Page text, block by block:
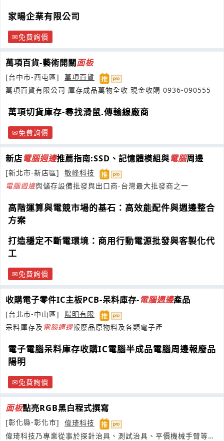
家暘企業有限公司
免費詢價
萬項百貨-藝術開關面板
[台中市-西屯區]
萬項百貨
萬項百貨有限公司 庫存成品萬物全收 現金收購 0936-090555
萬項切貨庫存-尋找滑鼠.傳輸線廠商
免費詢價
新店電腦週邊推薦指南:SSD、記憶體模組與電腦周邊
[新北市-新店區]
敏峰科技
電腦週邊與儲存設備批發與出口商-台灣最大批發商之一
高階運算與電競市場的基石：高效能配件與週邊整合
方案
打造穩定不斷電環境：商用行動電源批發與客製化代
工
免費詢價
收購電子零件IC主板PCB-呆料庫存-電腦週邊產品
[台北市-中山區]
陽明有限
呆料庫存及 電腦週邊報廢品原物料及各類電子產
電子電腦呆料庫存收購IC電腦半成品電腦周邊報廢品
陽明
免費詢價
面板點亮RGB黑白程式撰寫
[彰化縣-彰化市]
偉琦科技
偉琦科技乃專業從事於探針治具、測試治具、平價機械手臂等各